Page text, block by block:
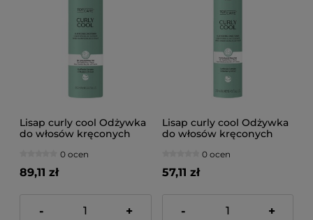
Lisap curly cool Odżywka
do włosów kręconych
0 ocen
89,11 zł
- +
Lisap curly cool Odżywka
do włosów kręconych
0 ocen
57,11 zł
- +